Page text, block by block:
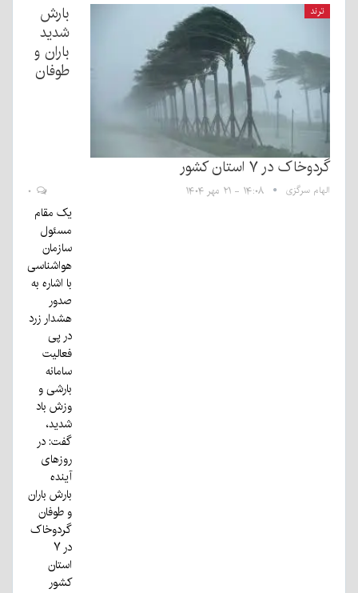
ترند
بارش
شدید
باران و
طوفان
گردوخاک در ۷ استان کشور
الهام سرگزی ۱۴:۰۸ - ۲۱ مهر ۱۴۰۴
یک مقام
مسئول
سازمان
هواشناسی
با اشاره به
صدور
هشدار زرد
در پی
فعالیت
سامانه
بارشی و
وزش باد
شدید،
گفت: در
روزهای
آینده
بارش باران
و طوفان
گردوخاک
در ۷
استان
کشور